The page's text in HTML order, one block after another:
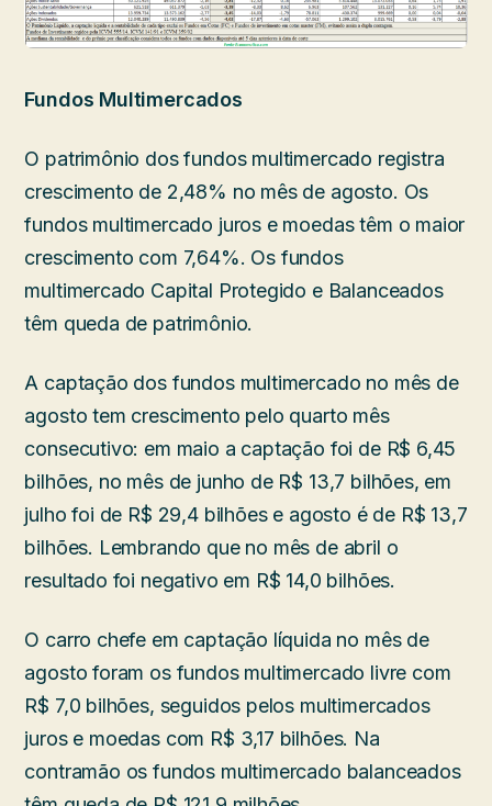
Fundos Multimercados
O patrimônio dos fundos multimercado registra
crescimento de 2,48% no mês de agosto. Os
fundos multimercado juros e moedas têm o maior
crescimento com 7,64%. Os fundos
multimercado Capital Protegido e Balanceados
têm queda de patrimônio.
A captação dos fundos multimercado no mês de
agosto tem crescimento pelo quarto mês
consecutivo: em maio a captação foi de R$ 6,45
bilhões, no mês de junho de R$ 13,7 bilhões, em
julho foi de R$ 29,4 bilhões e agosto é de R$ 13,7
bilhões. Lembrando que no mês de abril o
resultado foi negativo em R$ 14,0 bilhões.
O carro chefe em captação líquida no mês de
agosto foram os fundos multimercado livre com
R$ 7,0 bilhões, seguidos pelos multimercados
juros e moedas com R$ 3,17 bilhões. Na
contramão os fundos multimercado balanceados